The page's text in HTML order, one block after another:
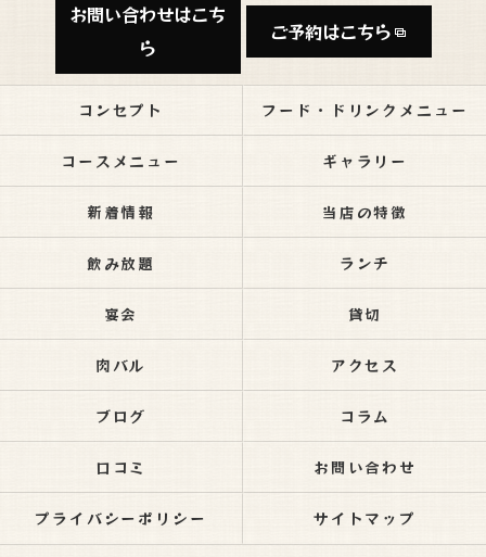
お問い合わせはこち
ら
ご予約はこちら
コンセプト フード・ドリンクメニュー
コースメニュー ギャラリー
新着情報 当店の特徴
飲み放題 ランチ
宴会 貸切
肉バル アクセス
ブログ コラム
口コミ お問い合わせ
プライバシーポリシー サイトマップ